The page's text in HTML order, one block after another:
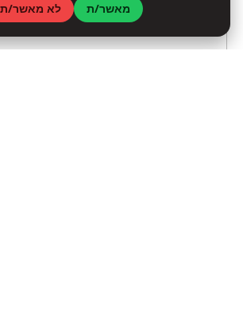
מאשר/ת לא מאשר/ת